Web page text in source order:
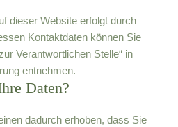
dieser Website erfolgt durch
Kontaktdaten können Sie
Verantwortlichen Stelle“ in
entnehmen.
Daten?
dadurch erhoben, dass Sie